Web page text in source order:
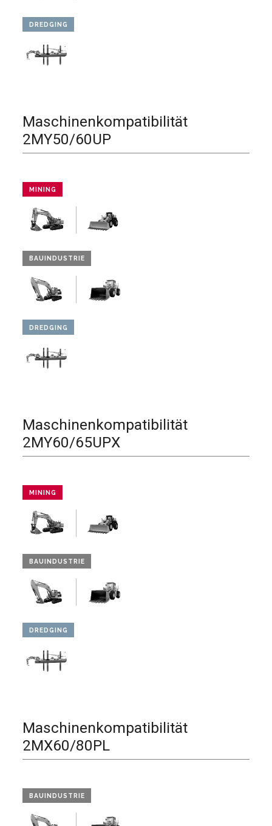
DREDGING
Maschinenkompatibilität
2MY50/60UP
MINING
BAUINDUSTRIE
DREDGING
Maschinenkompatibilität
2MY60/65UPX
MINING
BAUINDUSTRIE
DREDGING
Maschinenkompatibilität
2MX60/80PL
BAUINDUSTRIE